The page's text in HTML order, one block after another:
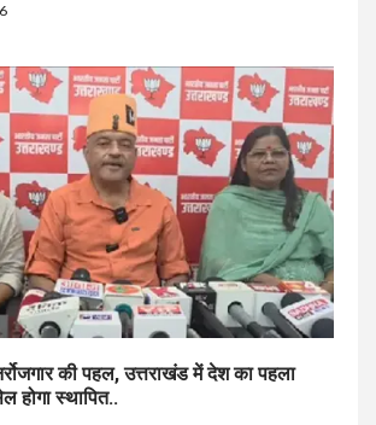
की पहल, उत्तराखंड में देश का पहला
होगा स्थापित..